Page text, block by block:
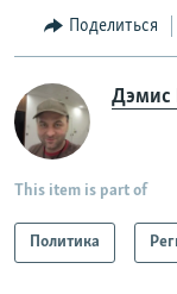
Поделиться
Дэмис
This item is part of
Политика